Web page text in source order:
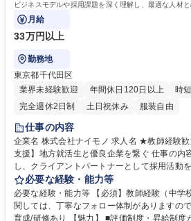
ビジネスモデルや採用課題を深く理解し、最適な人材
ンです。※未経験大歓迎です！
月給
33万円以上
勤務地
東京都千代田区
業界未経験歓迎
年間休日120日以上 時
完全週休2日制
土日祝休み 服装自由
仕事の内容
企業名 株式会社ナイモノ 求人名 ★教師経験歓迎【法人営業(RA)/新卒就職
支援】地方就活生と優良企業を繋ぐ 仕事の内容 首都圏の成長企業に対
し、クライアントパートナーとして採用活動
スモデルや採用課題を深く理解し、最適な人
ポジションです。※未経験大歓迎です！ ■首都圏の成長企業を中心とした
クライアント企業の採用支援業務■各企業の
強み、社風、採用課題などの情報収集と分析■
必要な経験・能力等
必要な経験・能力等 【必須】教師経験（中
関しては、丁寧なフォロー体制がありますの
育成/研修あり 【魅力】 ■評価制度・昇給制度が明確で1年で昇給・昇格例